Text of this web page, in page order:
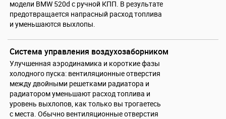
модели BMW 520d с ручной КПП. В результате
предотвращается напрасный расход топлива
и уменьшаются выхлопы.
Система управления воздухозаборником
Улучшенная аэродинамика и короткие фазы
холодного пуска: вентиляционные отверстия
между двойными решетками радиатора и
радиатором уменьшают расход топлива и
уровень выхлопов, как только вы трогаетесь
с места. Обычно вентиляционные отверстия